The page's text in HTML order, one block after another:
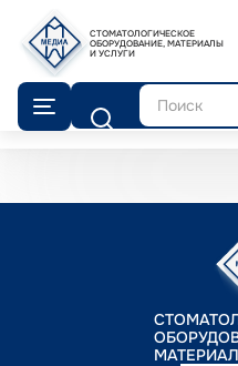
СТОМАТОЛОГИЧЕСКОЕ
ОБОРУДОВАНИЕ, МАТЕРИАЛЫ
И УСЛУГИ
Поиск